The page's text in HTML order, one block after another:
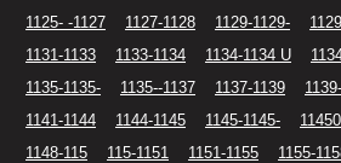
1125- -1127
1127-1128 1129-1129-
1131-1133
1133-1134 1134-1134 U
1135-1135-
1135--1137 1137-1139
1141-1144
1144-1145 1145-1145-
1148-115
115-1151 1151-1155 1155-